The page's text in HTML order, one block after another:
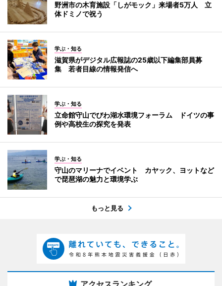
野洲市の木育施設「しがモック」来場者5万人 立
体ドミノで祝う
学ぶ・知る
滋賀県がデジタル広報誌の25歳以下編集部員募
集 若者目線の情報発信へ
学ぶ・知る
立命館守山でびわ湖水環境フォーラム ドイツの事
例や高校生の探究を発表
学ぶ・知る
守山のマリーナでイベント カヤック、ヨットなど
で琵琶湖の魅力と環境学ぶ
もっと見る